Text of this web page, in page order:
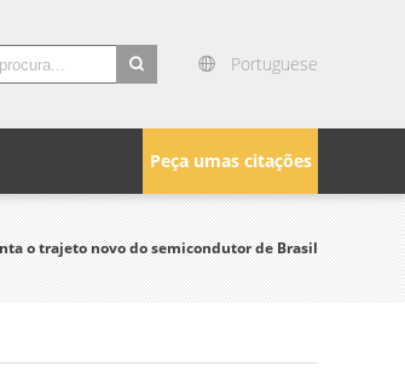
Portuguese
Peça umas citações
o trajeto novo do semicondutor de Brasil